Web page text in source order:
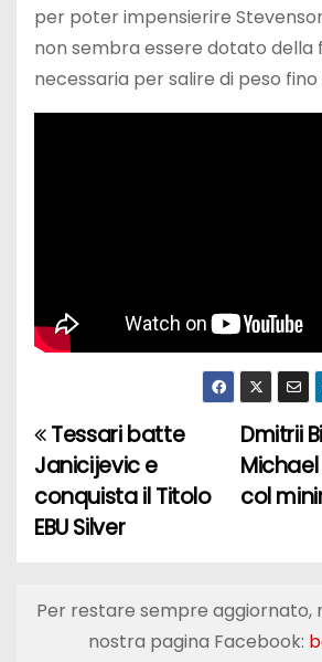
per poter impensierire
non sembra essere dotato della
necessaria per salire di peso
N
a
v
g
Dmitrii
col
Tessari batte
Janicijevic e
conquista il Titolo
EBU Silver
Per restare sempre aggiornato,
nostra pagina Facebook: